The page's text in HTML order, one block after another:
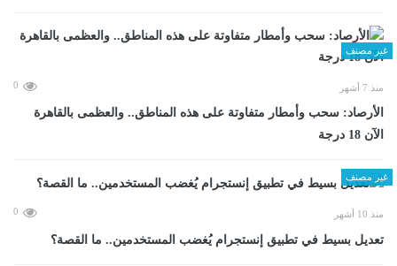
غير مصنف
منذ 7 أشهر 0
الأرصاد: سحب وأمطار متفاوتة على هذه المناطق.. والعظمى بالقاهرة
الآن 18 درجة
غير مصنف
منذ 10 أشهر 0
تعديل بسيط في تطبيق إنستجرام يُغضب المستخدمين.. ما القصة؟